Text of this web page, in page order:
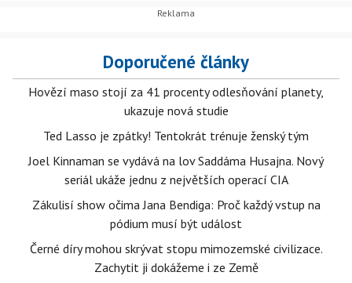
Doporučené články
Hovězí maso stojí za 41 procenty odlesňování planety,
ukazuje nová studie
Ted Lasso je zpátky! Tentokrát trénuje ženský tým
Joel Kinnaman se vydává na lov Saddáma Husajna. Nový
seriál ukáže jednu z největších operací CIA
Zákulisí show očima Jana Bendiga: Proč každý vstup na
pódium musí být událost
Černé díry mohou skrývat stopu mimozemské civilizace.
Zachytit ji dokážeme i ze Země